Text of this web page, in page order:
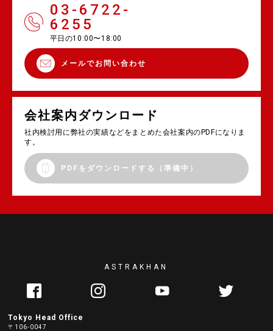
03-6722-
6255
平日の10:00〜18:00
メールでお問い合わせ
会社案内ダウンロード
社内検討用に弊社の実績などをまとめた会社案内のPDFになりま
す。
PDFをダウンロードする（準備中）
ASTRAKHAN
Tokyo Head Office
〒106-0047